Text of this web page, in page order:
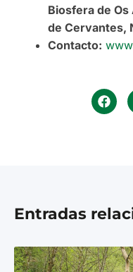
Biosfera de
de Cervantes,
Contacto:
Entradas